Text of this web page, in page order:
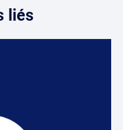
liés